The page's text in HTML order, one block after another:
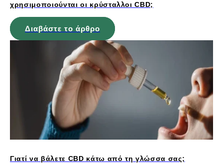
χρησιμοποιούνται οι κρύσταλλοι CBD;
Διαβάστε το άρθρο
Γιατί να βάλετε CBD κάτω από τη γλώσσα σας;